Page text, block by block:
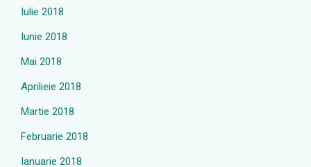
Iulie 2018
Iunie 2018
Mai 2018
Aprilieie 2018
Martie 2018
Februarie 2018
Ianuarie 2018